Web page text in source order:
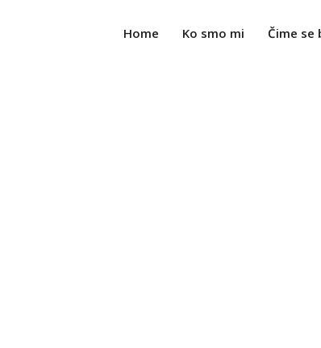
Home Ko smo mi Čime se